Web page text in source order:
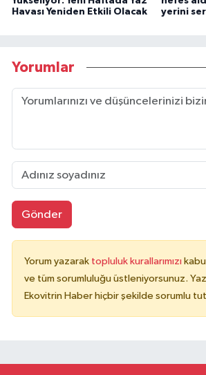
Havası Yeniden Etkili Olacak
yerini
Yorumlar
Gönder
Yorum yazarak topluluk kurallarımızı
ve tüm sorumluluğu üstleniyorsunuz.
Ekovitrin Haber hiçbir şekilde sorumlu